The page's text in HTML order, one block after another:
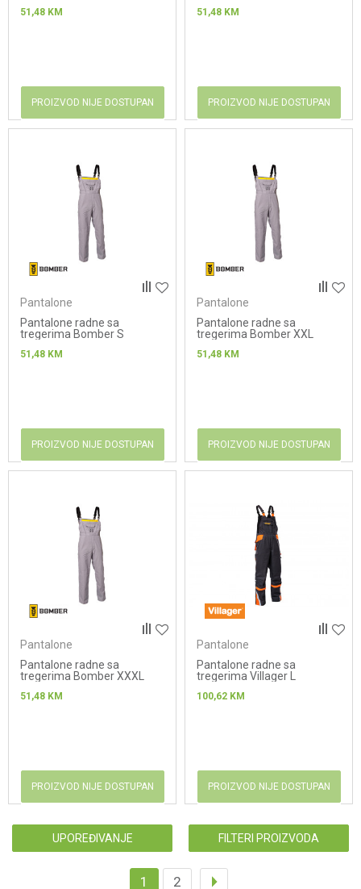
51,48 KM
PROIZVOD NIJE DOSTUPAN
51,48 KM
PROIZVOD NIJE DOSTUPAN
Pantalone
Pantalone radne sa
tregerima Bomber S
51,48 KM
PROIZVOD NIJE DOSTUPAN
Pantalone
Pantalone radne sa
tregerima Bomber XXL
51,48 KM
PROIZVOD NIJE DOSTUPAN
Pantalone
Pantalone radne sa
tregerima Bomber XXXL
51,48 KM
PROIZVOD NIJE DOSTUPAN
Pantalone
Pantalone radne sa
tregerima Villager L
100,62 KM
PROIZVOD NIJE DOSTUPAN
UPOREĐIVANJE FILTERI PROIZVODA
1 2